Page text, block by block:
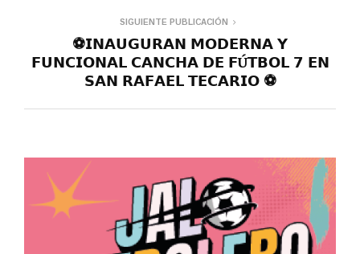
SIGUIENTE PUBLICACIÓN
⚽️𝗜𝗡𝗔𝗨𝗚𝗨𝗥𝗔𝗡 𝗠𝗢𝗗𝗘𝗥𝗡𝗔 𝗬
𝗙𝗨𝗡𝗖𝗜𝗢𝗡𝗔𝗟 𝗖𝗔𝗡𝗖𝗛𝗔 𝗗𝗘 𝗙Ú𝗧𝗕𝗢𝗟 𝟳 𝗘𝗡
𝗦𝗔𝗡 𝗥𝗔𝗙𝗔𝗘𝗟 𝗧𝗘𝗖𝗔𝗥𝗜𝗢 ⚽️